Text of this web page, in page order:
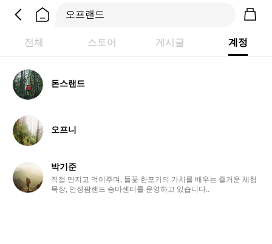
전체 스토어 게시글 계정
돈
스
랜
돈스랜드
오
프
니
오프니
박
기
준
박기준
직접 만지고 먹이주며, 들꽃 한포기의 가치를 배우는 즐거운 체험
목장, 안성팜랜드 승마센터를 운영하고 있습니다..